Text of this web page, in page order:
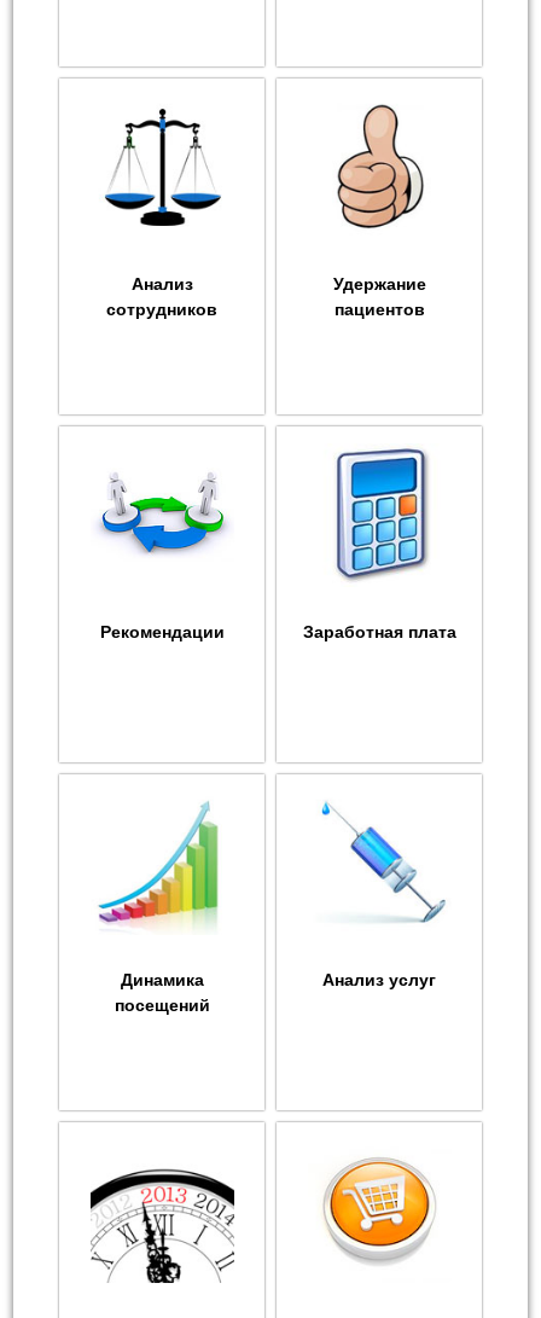
Анализ
сотрудников
Удержание
пациентов
Рекомендации Заработная плата
Динамика
посещений
Анализ услуг